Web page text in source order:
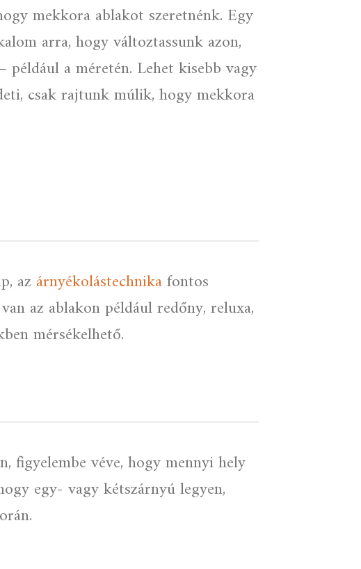
mekkora ablakot szeretnénk. Egy
arra, hogy változtassunk azon,
a méretén. Lehet kisebb vagy
csak rajtunk múlik, hogy mekkora
azárnyékolástechnikafontos
az ablakon például redőny, reluxa,
mérsékelhető.
figyelembe véve, hogy mennyi hely
egy- vagy kétszárnyú legyen,